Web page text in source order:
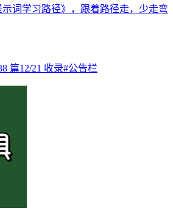
词学习路径》，跟着路径走，少走弯
篇12/21 收录#公告栏